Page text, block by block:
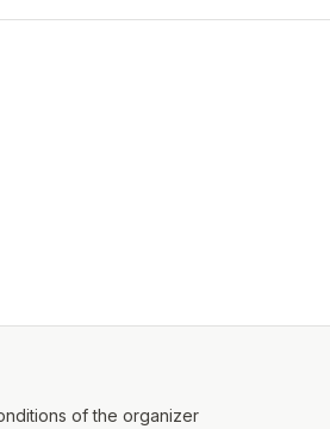
of the organizer